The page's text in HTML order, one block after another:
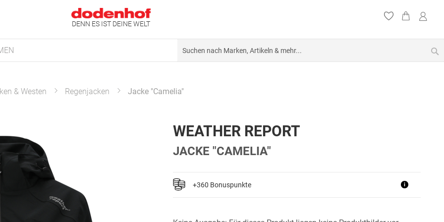
DENN ES IST DEINE WELT
& Westen Regenjacken Jacke "Camelia"
WEATHER REPORT
JACKE "CAMELIA"
+360 Bonuspunkte i